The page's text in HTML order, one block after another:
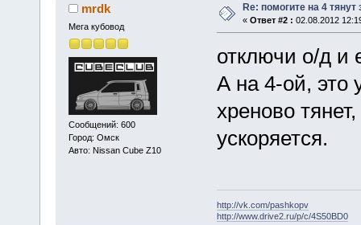
mrdk
Мега кубовод
Сообщений: 600
Город: Омск
Авто: Nissan Cube Z10
Re: помогите на 4 тянут
« Ответ #2 : 02.08.2012
отключи о/д и
А на 4-ой, это
хреново
ускоряется.
http://vk.com/pashkopv
http://www.drive2.ru/p/c/4S50BD0